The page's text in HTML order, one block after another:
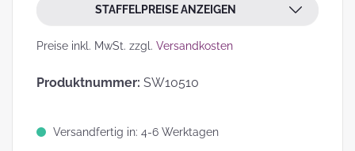
STAFFELPREISE ANZEIGEN
Preise inkl. MwSt. zzgl. Versandkosten
Produktnummer: SW10510
Versandfertig in: 4-6 Werktagen